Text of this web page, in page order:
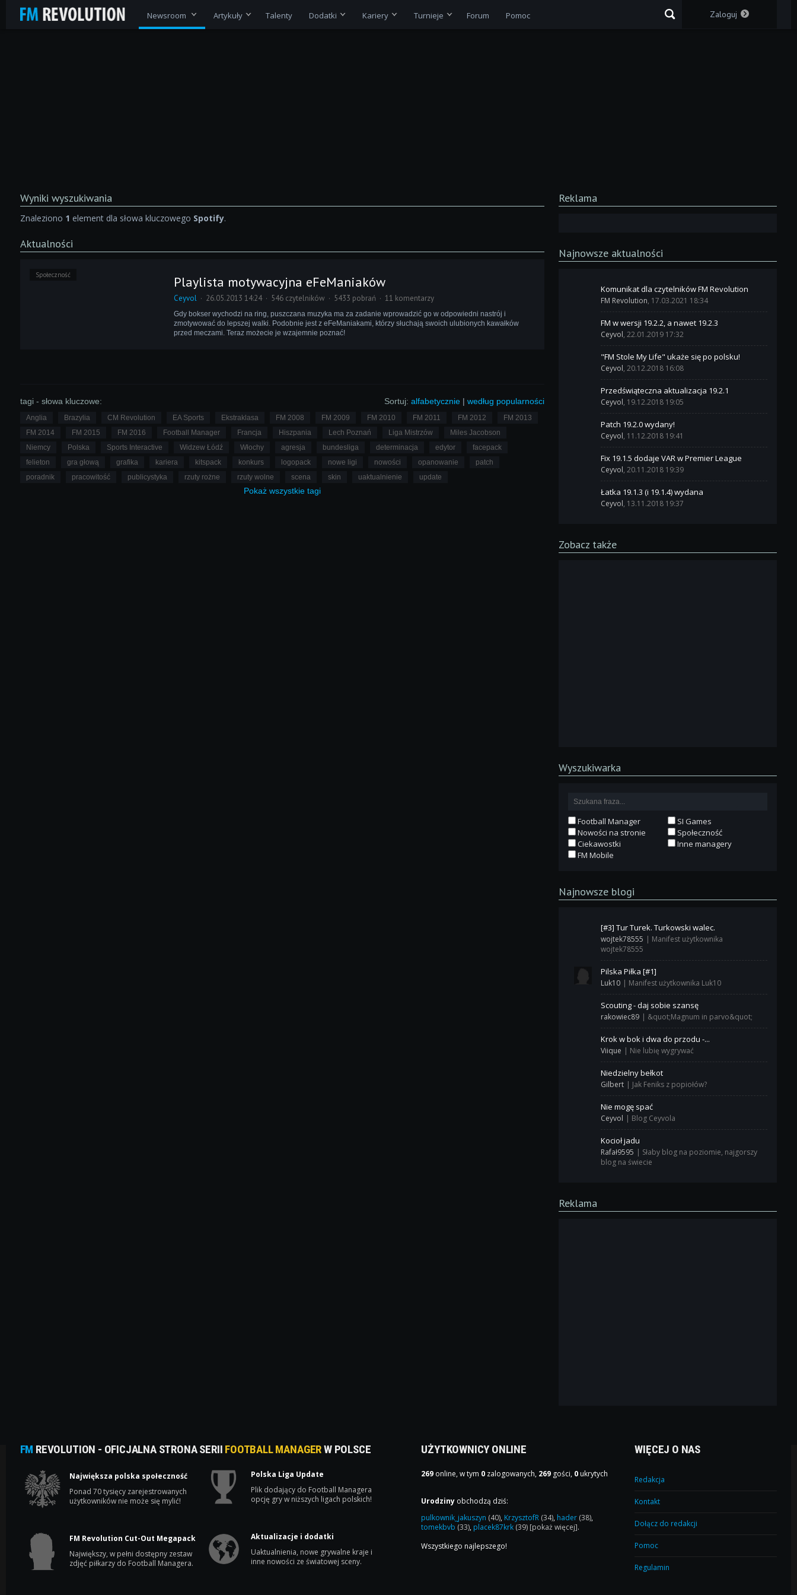
Newsroom Artykuły Talenty Dodatki Kariery Turnieje Forum Pomoc Zaloguj
Wyniki wyszukiwania
Znaleziono 1 element dla słowa kluczowego Spotify.
Aktualności
Społeczność Playlista motywacyjna eFeManiaków
Ceyvol 26.05.2013 14:24 546 czytelników 5433 pobrań 11 komentarzy
Gdy bokser wychodzi na ring, puszczana muzyka ma za zadanie wprowadzić go w odpowiedni nastrój i
zmotywować do lepszej walki. Podobnie jest z eFeManiakami, którzy słuchają swoich ulubionych kawałków
przed meczami. Teraz możecie je wzajemnie poznać!
Sortuj: alfabetycznie |według popularności
tagi - słowa kluczowe:
Anglia Brazylia CM Revolution EA Sports Ekstraklasa FM 2008 FM 2009 FM 2010 FM 2011 FM 2012
FM 2013
FM 2014
FM 2015 FM 2016 Football Manager Francja Hiszpania Lech Poznań Liga Mistrzów
Miles Jacobson
Niemcy
Polska Sports Interactive Widzew Łódź Włochy agresja bundesliga determinacja edytor
facepack
felieton
gra głową grafika kariera kitspack konkurs logopack nowe ligi nowości opanowanie
patch
poradnik
pracowitość publicystyka rzuty rożne rzuty wolne scena skin uaktualnienie update
Pokaż wszystkietagi
Reklama
Najnowsze aktualności
Komunikat dla czytelników FM Revolution
FM Revolution, 17.03.2021 18:34
FM w wersji 19.2.2, a nawet 19.2.3
Ceyvol, 22.01.2019 17:32
"FM Stole My Life" ukaże się po polsku!
Ceyvol, 20.12.2018 16:08
Przedświąteczna aktualizacja 19.2.1
Ceyvol, 19.12.2018 19:05
Patch 19.2.0 wydany!
Ceyvol, 11.12.2018 19:41
Fix 19.1.5 dodaje VAR w Premier League
Ceyvol, 20.11.2018 19:39
Łatka 19.1.3 (i 19.1.4) wydana
Ceyvol, 13.11.2018 19:37
Zobacz także
Wyszukiwarka
Football Manager
SI Games
Nowości na stronie
Społeczność
Ciekawostki
Inne managery
FM Mobile
Najnowsze blogi
[#3] Tur Turek. Turkowski walec.
wojtek78555 | Manifest użytkownika
wojtek78555
Pilska Piłka [#1]
Luk10 | Manifest użytkownika Luk10
Scouting - daj sobie szansę
rakowiec89 | &quot;Magnum in parvo&quot;
Krok w bok i dwa do przodu -...
Viique | Nie lubię wygrywać
Niedzielny bełkot
Gilbert | Jak Feniks z popiołów?
Nie mogę spać
Ceyvol | Blog Ceyvola
Kocioł jadu
Rafał9595 | Słaby blog na poziomie, najgorszy
blog na świecie
Reklama
FM REVOLUTION - OFICJALNA STRONA SERII FOOTBALL MANAGERW POLSCE
Największa polska społeczność
Ponad 70 tysięcy zarejestrowanych
użytkowników nie może się mylić!
Polska Liga Update
Plik dodający do Football Managera
opcję gry w niższych ligach polskich!
FM Revolution Cut-Out Megapack
Największy, w pełni dostępny zestaw
zdjęć piłkarzy do Football Managera.
Aktualizacje i dodatki
Uaktualnienia, nowe grywalne kraje i
inne nowości ze światowej sceny.
UŻYTKOWNICY ONLINE
269 online, w tym 0 zalogowanych, 269 gości, 0 ukrytych
Urodziny obchodzą dziś:
pulkownik_jakuszyn (40), KrzysztofR (34), hader (38),
tomekbvb (33), placek87krk (39) [pokaż więcej].
Wszystkiego najlepszego!
WIĘCEJ O NAS
Redakcja
Kontakt
Dołącz do redakcji
Pomoc
Regulamin